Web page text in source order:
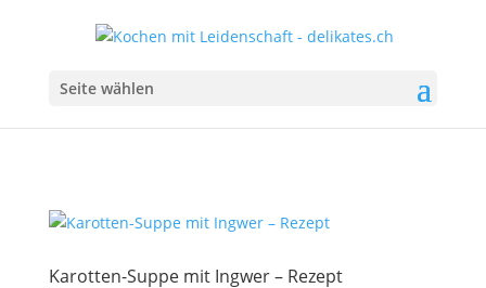
Seite wählen
Karotten-Suppe mit Ingwer – Rezept